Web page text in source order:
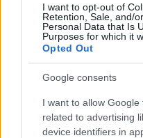
I want to opt-out of
Retention, Sale, and/
Personal Data that Is
Purposes for which it
Opted Out
Google consents
I want to allow
related to advertising
device identifiers in
Διαβάστε τη συνέχεια
Για τους Αιγόκερους
μπορεί να σας ωθεί
θελήσετε να
ωστόσο τα πλανητικά